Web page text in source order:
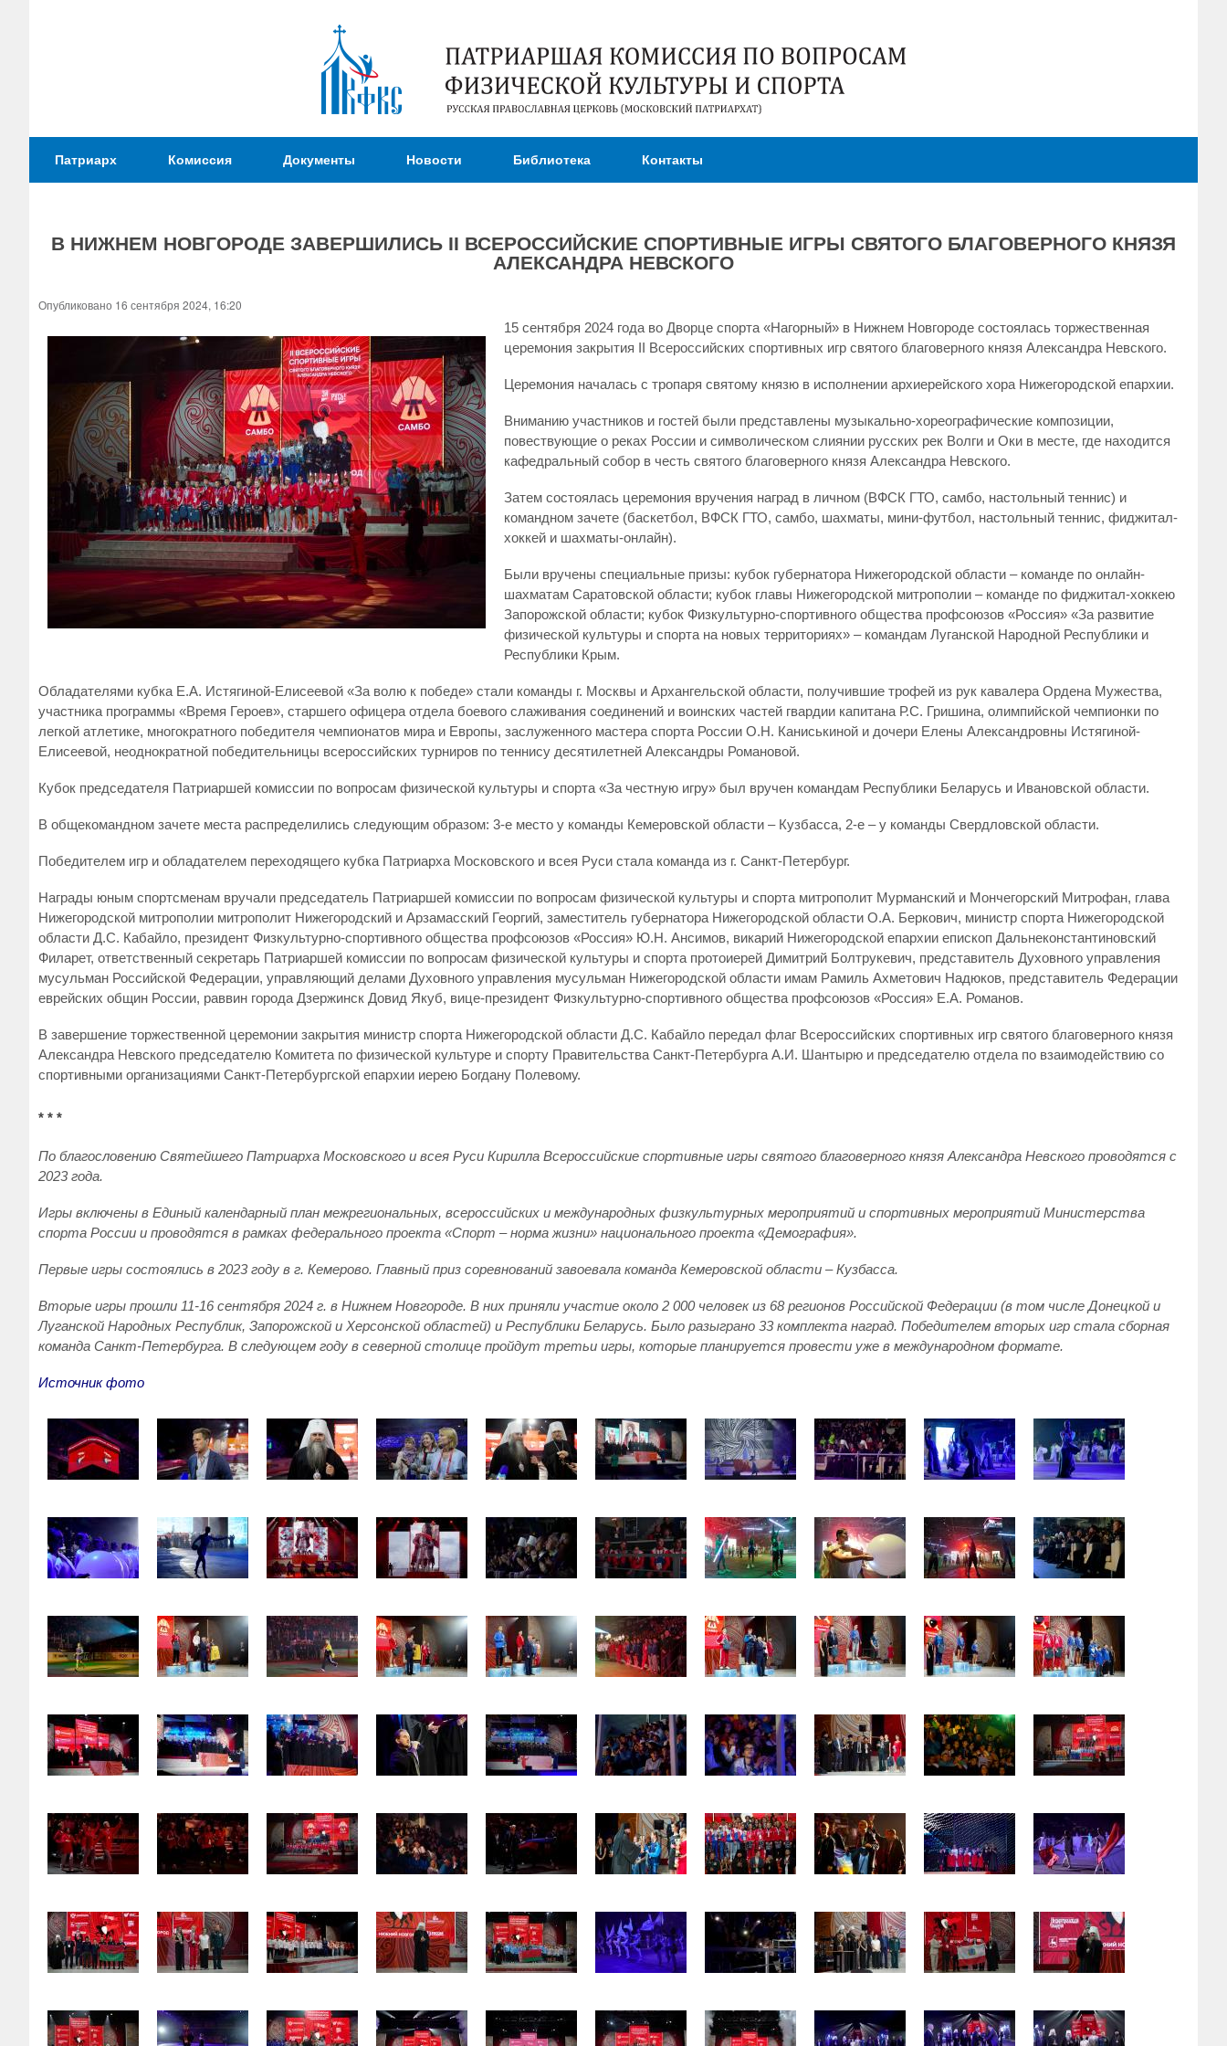
содержанию
Патриаршая
Комиссия
вопросам
физической
спорта
Патриарх Комиссия Документы Новости Библиотека Контакты
здесь
В НИЖНЕМ НОВГОРОДЕ ЗАВЕРШИЛИСЬ II ВСЕРОССИЙСКИЕ СПОРТИВНЫЕ ИГРЫ СВЯТОГО БЛАГОВЕРНОГО КНЯЗЯ
АЛЕКСАНДРА НЕВСКОГО
Опубликовано 16 сентября 2024, 16:20
15 сентября 2024 года во Дворце спорта «Нагорный» в Нижнем Новгороде состоялась торжественная
церемония закрытия II Всероссийских спортивных игр святого благоверного князя Александра Невского.
Церемония началась с тропаря святому князю в исполнении архиерейского хора Нижегородской епархии.
Вниманию участников и гостей были представлены музыкально-хореографические композиции,
повествующие о реках России и символическом слиянии русских рек Волги и Оки в месте, где находится
кафедральный собор в честь святого благоверного князя Александра Невского.
Затем состоялась церемония вручения наград в личном (ВФСК ГТО, самбо, настольный теннис) и
командном зачете (баскетбол, ВФСК ГТО, самбо, шахматы, мини-футбол, настольный теннис, фиджитал-
хоккей и шахматы-онлайн).
Были вручены специальные призы: кубок губернатора Нижегородской области – команде по онлайн-
шахматам Саратовской области; кубок главы Нижегородской митрополии – команде по фиджитал-хоккею
Запорожской области; кубок Физкультурно-спортивного общества профсоюзов «Россия» «За развитие
физической культуры и спорта на новых территориях» – командам Луганской Народной Республики и
Республики Крым.
Обладателями кубка Е.А. Истягиной-Елисеевой «За волю к победе» стали команды г. Москвы и Архангельской области, получившие трофей из рук кавалера Ордена Мужества,
участника программы «Время Героев», старшего офицера отдела боевого слаживания соединений и воинских частей гвардии капитана Р.С. Гришина, олимпийской чемпионки по
легкой атлетике, многократного победителя чемпионатов мира и Европы, заслуженного мастера спорта России О.Н. Каниськиной и дочери Елены Александровны Истягиной-
Елисеевой, неоднократной победительницы всероссийских турниров по теннису десятилетней Александры Романовой.
Кубок председателя Патриаршей комиссии по вопросам физической культуры и спорта «За честную игру» был вручен командам Республики Беларусь и Ивановской области.
В общекомандном зачете места распределились следующим образом: 3-е место у команды Кемеровской области – Кузбасса, 2-е – у команды Свердловской области.
Победителем игр и обладателем переходящего кубка Патриарха Московского и всея Руси стала команда из г. Санкт-Петербург.
Награды юным спортсменам вручали председатель Патриаршей комиссии по вопросам физической культуры и спорта митрополит Мурманский и Мончегорский Митрофан, глава
Нижегородской митрополии митрополит Нижегородский и Арзамасский Георгий, заместитель губернатора Нижегородской области О.А. Беркович, министр спорта Нижегородской
области Д.С. Кабайло, президент Физкультурно-спортивного общества профсоюзов «Россия» Ю.Н. Ансимов, викарий Нижегородской епархии епископ Дальнеконстантиновский
Филарет, ответственный секретарь Патриаршей комиссии по вопросам физической культуры и спорта протоиерей Димитрий Болтрукевич, представитель Духовного управления
мусульман Российской Федерации, управляющий делами Духовного управления мусульман Нижегородской области имам Рамиль Ахметович Надюков, представитель Федерации
еврейских общин России, раввин города Дзержинск Довид Якуб, вице-президент Физкультурно-спортивного общества профсоюзов «Россия» Е.А. Романов.
В завершение торжественной церемонии закрытия министр спорта Нижегородской области Д.С. Кабайло передал флаг Всероссийских спортивных игр святого благоверного князя
Александра Невского председателю Комитета по физической культуре и спорту Правительства Санкт-Петербурга А.И. Шантырю и председателю отдела по взаимодействию со
спортивными организациями Санкт-Петербургской епархии иерею Богдану Полевому.
* * *
По благословению Святейшего Патриарха Московского и всея Руси Кирилла Всероссийские спортивные игры святого благоверного князя Александра Невского проводятся с
2023 года.
Игры включены в Единый календарный план межрегиональных, всероссийских и международных физкультурных мероприятий и спортивных мероприятий Министерства
спорта России и проводятся в рамках федерального проекта «Спорт – норма жизни» национального проекта «Демография».
Первые игры состоялись в 2023 году в г. Кемерово. Главный приз соревнований завоевала команда Кемеровской области – Кузбасса.
Вторые игры прошли 11-16 сентября 2024 г. в Нижнем Новгороде. В них приняли участие около 2 000 человек из 68 регионов Российской Федерации (в том числе Донецкой и
Луганской Народных Республик, Запорожской и Херсонской областей) и Республики Беларусь. Было разыграно 33 комплекта наград. Победителем вторых игр стала сборная
команда Санкт-Петербурга. В следующем году в северной столице пройдут третьи игры, которые планируется провести уже в международном формате.
Источник фото